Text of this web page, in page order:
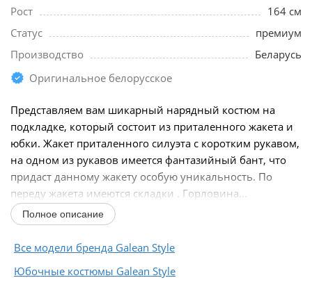
Рост
164 см
Статус
премиум
Производство
Беларусь
Оригинальное белорусское
Представляем вам шикарный нарядный костюм на
подкладке, который состоит из приталенного жакета и
юбки. Жакет приталенного силуэта с коротким рукавом,
на одном из рукавов имеется фантазийный бант, что
придаст данному жакету особую уникальность. По
переду жакета имеются складки . Горловина...
Полное описание
Все модели бренда Galean Style
Юбочные костюмы Galean Style